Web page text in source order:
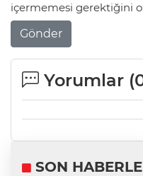
içermemesi gerektiğini
Gönder
Yorumlar (
SON